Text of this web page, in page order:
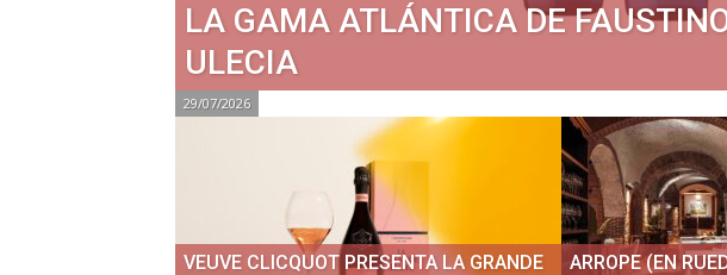
LA GAMA ATLÁNTICA DE
ULECIA
29/07/2026
VEUVE CLICQUOT PRESENTA LA GRANDE
ARROPE (EN